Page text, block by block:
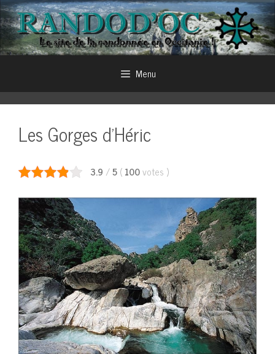
Aller
au
contenu
Menu
Les Gorges d’Héric
3.9 /5 ( 100votes )